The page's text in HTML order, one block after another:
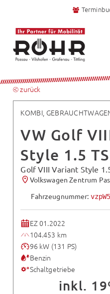
⧀ zurück
KOMBI,
VW Golf
Style 1.5
Golf VIII Variant Style
Volkswagen Zentrum
Fahrzeugnummer:
EZ 01.2022
104.453 km
96 kW (131 PS)
Benzin
Schaltgetriebe
inkl.